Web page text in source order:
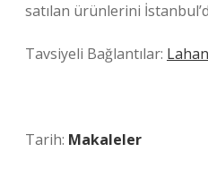
satılan ürünlerini
Tavsiyeli Bağlantılar:
Tarih: Makaleler